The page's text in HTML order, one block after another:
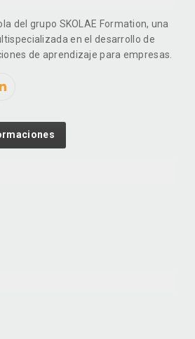
del grupo SKOLAE Formation, una
en el desarrollo de
de aprendizaje para empresas.